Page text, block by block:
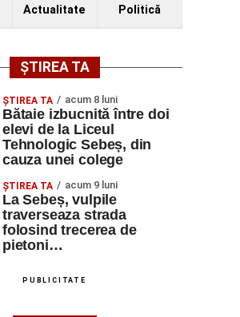
Actualitate Politică
ȘTIREA TA
ŞTIREA TA acum 8 luni
Bătaie izbucnită între doi
elevi de la Liceul
Tehnologic Sebeș, din
cauza unei colege
ŞTIREA TA acum 9 luni
La Sebeș, vulpile
traverseaza strada
folosind trecerea de
pietoni…
PUBLICITATE